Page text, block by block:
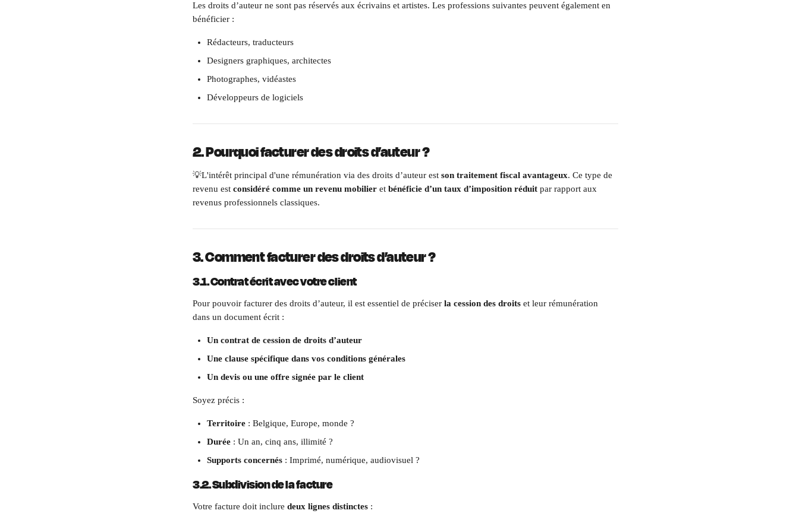
Les droits d’auteur ne sont pas réservés aux écrivains et artistes. Les professions suivantes peuvent également en
bénéficier :
Rédacteurs, traducteurs
Designers graphiques, architectes
Photographes, vidéastes
Développeurs de logiciels
2. Pourquoi facturer des droits d’auteur ?
💡L'intérêt principal d'une rémunération via des droits d’auteur est son traitement fiscal avantageux. Ce type de
revenu est considéré comme un revenu mobilier et bénéficie d’un taux d’imposition réduit par rapport aux
revenus professionnels classiques.
3. Comment facturer des droits d’auteur ?
3.1. Contrat écrit avec votre client
Pour pouvoir facturer des droits d’auteur, il est essentiel de préciser la cession des droits et leur rémunération
dans un document écrit :
Un contrat de cession de droits d’auteur
Une clause spécifique dans vos conditions générales
Un devis ou une offre signée par le client
Soyez précis :
Territoire : Belgique, Europe, monde ?
Durée : Un an, cinq ans, illimité ?
Supports concernés : Imprimé, numérique, audiovisuel ?
3.2. Subdivision de la facture
Votre facture doit inclure deux lignes distinctes :